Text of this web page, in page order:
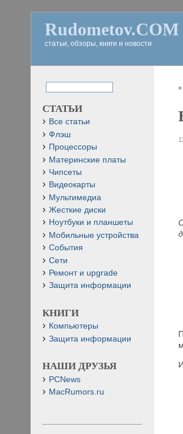
Rudometov.COM
статьи, обзоры, книги и новости
«
СТАТЬИ
Все статьи
Флэш
Процессоры
Материнские платы
Чипсеты
Видеокарты
Мультимедиа
Жесткие диски
Ноутбуки и планшеты
Мобильные устройства
События
Сети
Ремонт и upgrade
Защита информации
КНИГИ
Компьютеры
Защита информации
НАШИ ДРУЗЬЯ
PCNews
MacRumors.ru